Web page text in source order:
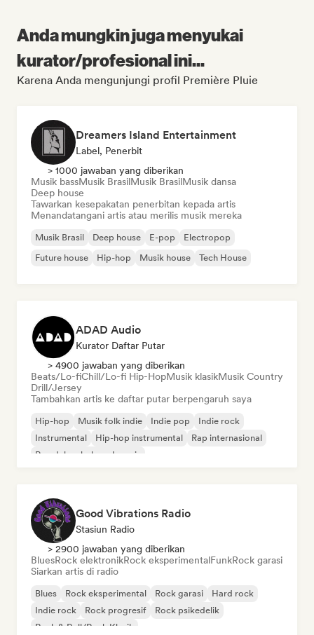
Anda mungkin juga menyukai
kurator/profesional ini...
Karena Anda mengunjungi profil Première Pluie
Dreamers Island Entertainment
Label, Penerbit
> 1000 jawaban yang diberikan
Musik bassMusik BrasilMusik BrasilMusik dansa
Deep house
Tawarkan kesepakatan penerbitan kepada artis
Menandatangani artis atau merilis musik mereka
Musik Brasil Deep house E-pop
Electropop
Future house
Hip-hop Musik house Tech House
ADAD Audio
Kurator Daftar Putar
> 4900 jawaban yang diberikan
Beats/Lo-fiChill/Lo-fi Hip-HopMusik klasikMusik Country
Drill/Jersey
Tambahkan artis ke daftar putar berpengaruh saya
Hip-hop Musik folk indie Indie pop
Indie rock
Instrumental
Hip-hop instrumental
Rap internasional
Rap dalam bahasa Inggris
Good Vibrations Radio
Stasiun Radio
> 2900 jawaban yang diberikan
BluesRock elektronikRock eksperimentalFunkRock garasi
Siarkan artis di radio
Blues Rock eksperimental Rock garasi
Hard rock
Indie rock
Rock progresif
Rock psikedelik
Rock & Roll/Rock Klasik